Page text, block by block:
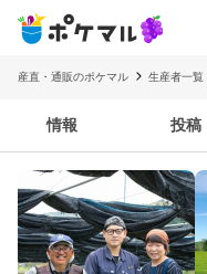
産直・通販のポケマル 生産者一覧
情報 投稿